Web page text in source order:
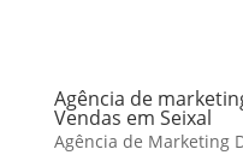
Agência de
Vendas em Seixal
Agência de Marketing